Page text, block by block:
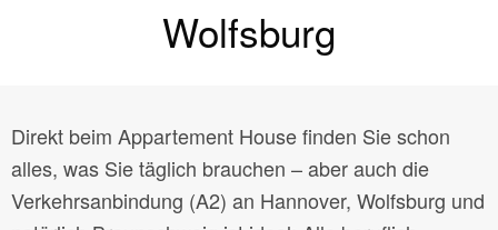
Wolfsburg
Direkt beim Appartement House finden Sie schon
alles, was Sie täglich brauchen – aber auch die
Verkehrsanbindung (A2) an Hannover, Wolfsburg und